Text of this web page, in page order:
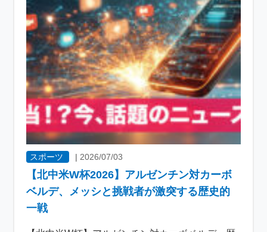
スポーツ | 2026/07/03
【北中米W杯2026】アルゼンチン対カーボ
ベルデ、メッシと挑戦者が激突する歴史的
一戦